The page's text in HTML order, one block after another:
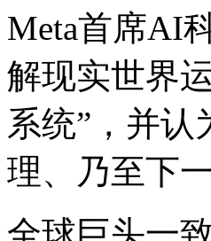
Meta首席AI
解现实世界
系统”，并
理、乃至下
全球巨头一